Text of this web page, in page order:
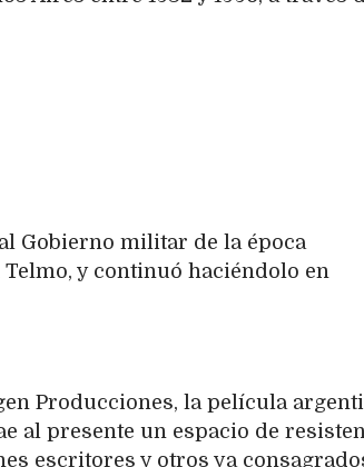
Gobierno militar de la época
y continuó haciéndolo en
Producciones, la película
al presente un espacio de
escritores y otros ya